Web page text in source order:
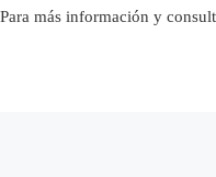
Para más información y